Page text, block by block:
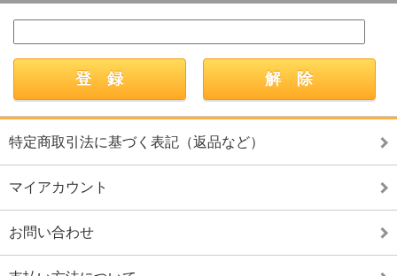
特定商取引法に基づく表記（返品など）
マイアカウント
お問い合わせ